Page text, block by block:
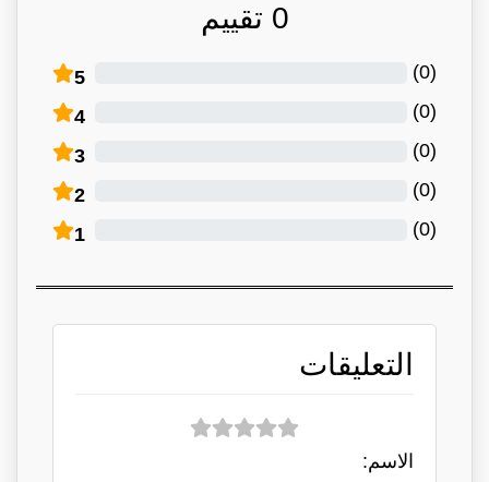
0 تقييم
5 (
0
)
4 (
0
)
3 (
0
)
2 (
0
)
1 (
0
)
التعليقات
الاسم: